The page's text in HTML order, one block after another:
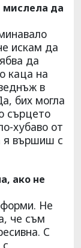
мислела да
искам да
да
каца на
в
бих могла
сърцето
хубаво от
я вършиш с
ако не
Не
че съм
С